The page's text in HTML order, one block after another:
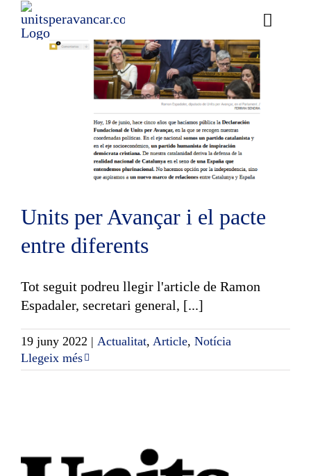
Skip
Toggle
…
Units per Avançar i el pacte
entre diferents
Tot seguit podreu llegir l'article de Ramon
Espadaler, secretari general, [...]
19 juny 2022 | Actualitat, Article, Notícia
Llegeix més